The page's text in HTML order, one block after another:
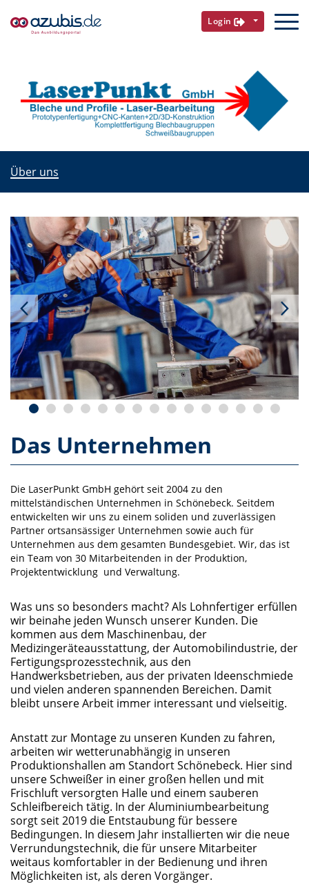
Login
Über uns
Das Unternehmen
Die LaserPunkt GmbH gehört seit 2004 zu den
mittelständischen Unternehmen in Schönebeck. Seitdem
entwickelten wir uns zu einem soliden und zuverlässigen
Partner ortsansässiger Unternehmen sowie auch für
Unternehmen aus dem gesamten Bundesgebiet. Wir, das ist
ein Team von 30 Mitarbeitenden in der Produktion,
Projektentwicklung und Verwaltung.
Was uns so besonders macht? Als Lohnfertiger erfüllen
wir beinahe jeden Wunsch unserer Kunden. Die
kommen aus dem Maschinenbau, der
Medizingeräteausstattung, der Automobilindustrie, der
Fertigungsprozesstechnik, aus den
Handwerksbetrieben, aus der privaten Ideenschmiede
und vielen anderen spannenden Bereichen. Damit
bleibt unsere Arbeit immer interessant und vielseitig.
Anstatt zur Montage zu unseren Kunden zu fahren,
arbeiten wir wetterunabhängig in unseren
Produktionshallen am Standort Schönebeck. Hier sind
unsere Schweißer in einer großen hellen und mit
Frischluft versorgten Halle und einem sauberen
Schleifbereich tätig. In der Aluminiumbearbeitung
sorgt seit 2019 die Entstaubung für bessere
Bedingungen. In diesem Jahr installierten wir die neue
Verrundungstechnik, die für unsere Mitarbeiter
weitaus komfortabler in der Bedienung und ihren
Möglichkeiten ist, als deren Vorgänger.